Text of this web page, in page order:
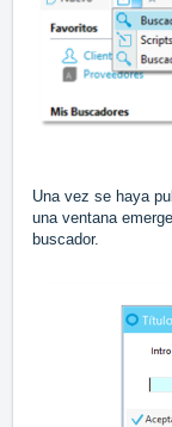
Una vez se haya
una ventana
buscador.